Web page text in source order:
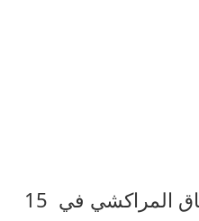
المراكشي في 15